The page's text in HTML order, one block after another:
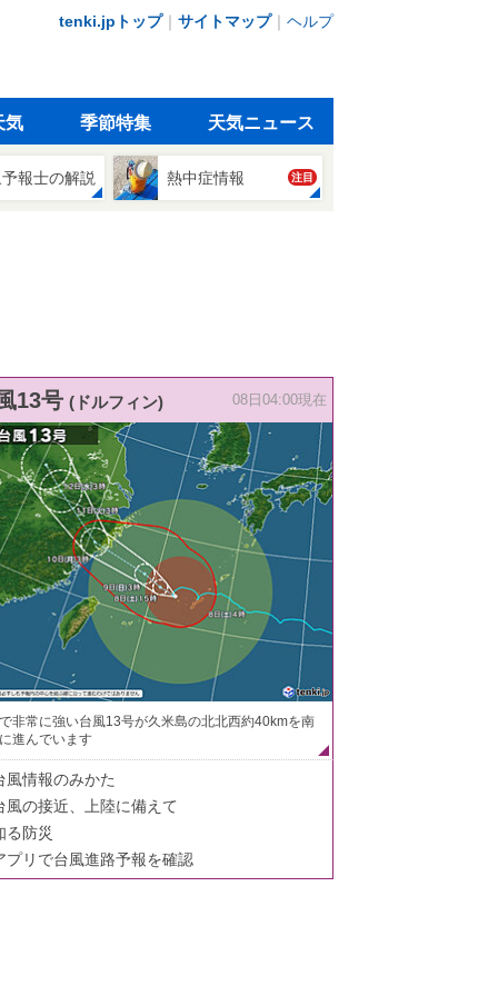
tenki.jpトップ｜ サイトマップ｜ ヘルプ
気 季節特集 天気ニュース
報士の解説 熱中症情報 注目
13号 (ドルフィン) 08日04:00現在
非常に強い台風13号が久米島の北北西約40kmを南
進んでいます
風情報のみかた
風の接近、上陸に備えて
る防災
プリで台風進路予報を確認